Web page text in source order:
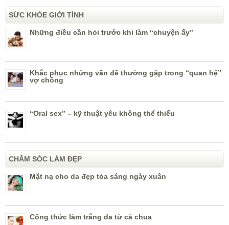
SỨC KHỎE GIỚI TÍNH
Những điều cần hỏi trước khi làm “chuyện ấy”
Khắc phục những vấn đề thường gặp trong “quan hệ”
vợ chồng
“Oral sex” – kỹ thuật yêu không thể thiếu
CHĂM SÓC LÀM ĐẸP
Mặt nạ cho da đẹp tỏa sáng ngày xuân
Công thức làm trắng da từ cà chua